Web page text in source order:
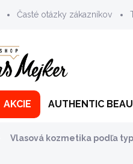
Časté otázky zákazníkov
AKCIE AUTHENTIC
Vlasová kozmetika podľa